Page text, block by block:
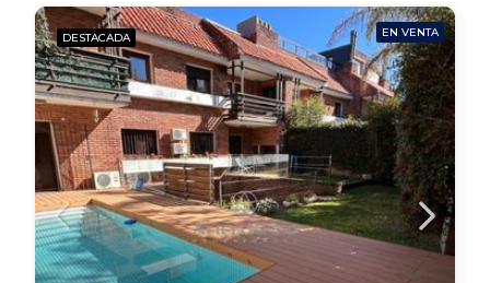
DESTACADA EN VENTA